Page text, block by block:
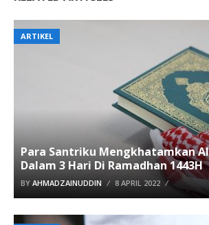
ARTIKEL
Para Santriku Mengkhatamkan
Dalam 3 Hari Di Ramadhan 1443H
BY AHMADZAINUDDIN 8 APRIL 2022